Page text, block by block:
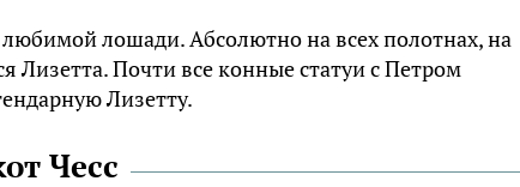
любимой лошади. Абсолютно на всех полотнах, на
Лизетта. Почти все конные статуи с Петром
Лизетту.
Чесс